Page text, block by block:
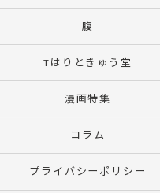
腹
Tはりときゅう堂
漫画特集
コラム
プライバシーポリシー